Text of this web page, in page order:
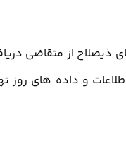
ذیصلاح از متقاضی
و داده های روز